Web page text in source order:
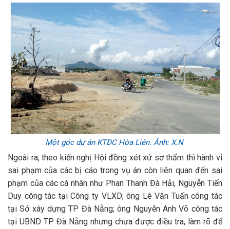
Một góc dự án KTĐC Hòa Liên. Ảnh: X.N
Ngoài ra, theo kiến nghị Hội đồng xét xử sơ thẩm thì hành vi
sai phạm của các bị cáo trong vụ án còn liên quan đến sai
phạm của các cá nhân như Phan Thanh Đà Hải, Nguyễn Tiến
Duy công tác tại Công ty VLXD; ông Lê Văn Tuấn công tác
tại Sở xây dựng TP Đà Nẵng; ông Nguyễn Anh Võ công tác
tại UBND TP Đà Nẵng nhưng chưa được điều tra, làm rõ để